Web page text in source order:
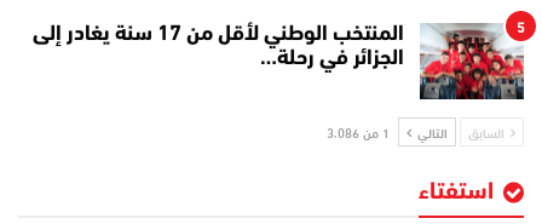
5
المنتخب الوطني لأقل من 17 سنة يغادر إلى
الجزائر في رحلة…
السابق التالي 1 من 3٬086
استفتاء